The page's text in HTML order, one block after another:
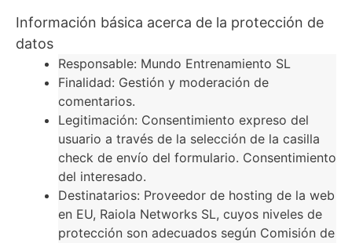
Información básica acerca de la protección de
datos
Responsable: Mundo Entrenamiento SL
Finalidad: Gestión y moderación de
comentarios.
Legitimación: Consentimiento expreso del
usuario a través de la selección de la casilla
check de envío del formulario. Consentimiento
del interesado.
Destinatarios: Proveedor de hosting de la web
en EU, Raiola Networks SL, cuyos niveles de
protección son adecuados según Comisión de